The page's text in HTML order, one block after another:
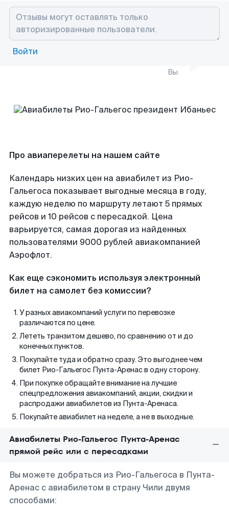
Войти
Вы
Про авиаперелеты на нашем сайте
Календарь низких цен на авиабилет из Рио-
Гальегоса показывает выгодные месяца в году,
каждую неделю по маршруту летают 5 прямых
рейсов и 10 рейсов с пересадкой. Цена
варьируется, самая дорогая из найденных
пользователями 9000 рублей авиакомпанией
Аэрофлот.
Как еще сэкономить используя электронный
билет на самолет без комиссии?
У разных авиакомпаний услуги по перевозке
различаются по цене.
Лететь транзитом дешево, по сравнению от и до
конечных пунктов.
Покупайте туда и обратно сразу. Это выгоднее чем
билет Рио-Гальегос Пунта-Аренас в одну сторону.
При покупке обращайте внимание на лучшие
спецпредложения авиакомпаний, акции, скидки и
распродажи авиабилетов из Пунта-Аренаса.
Покупайте авиабилет на неделе, а не в выходные.
Авиабилеты Рио-Гальегос Пунта-Аренас
прямой рейс или с пересадками
Вы можете добраться из Рио-Гальегоса в Пунта-
Аренас с авиабилетом в страну Чили двумя
способами: